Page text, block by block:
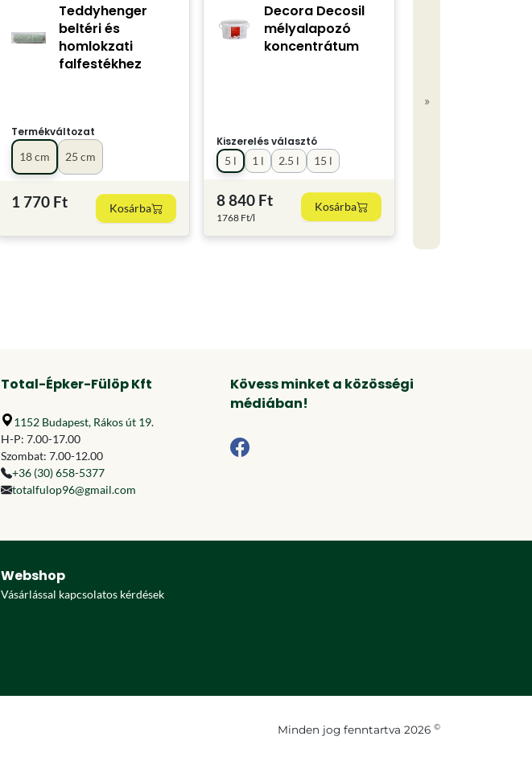
Teddyhenger
beltéri és
homlokzati
falfestékhez
Termékváltozat
18 cm
25 cm
1 770 Ft Kosárba
Decora Decosil
mélyalapozó
koncentrátum
Kiszerelés választó
1 l
2.5 l
5 l 15 l
8 840 Ft
1768 Ft/l
Kosárba
»
Total-Épker-Fülöp Kft
1152 Budapest, Rákos út 19.
H-P: 7.00-17.00
Szombat: 7.00-12.00
+36 (30) 658-5377
totalfulop96@gmail.com
Kövess minket a közösségi
médiában!
Webshop
Vásárlással kapcsolatos kérdések
Minden jog fenntartva 2026 ©